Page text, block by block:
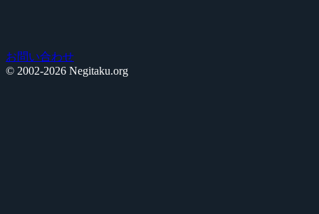
お問い合わせ
© 2002-2026 Negitaku.org